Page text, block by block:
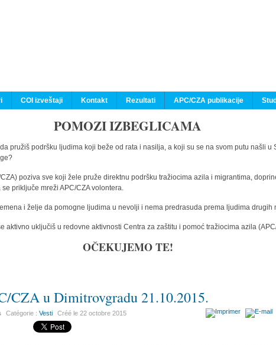
COI izveštaji Kontakt Rezultati APC/CZA publikacije
POMOZI IZBEGLICAMA
pružiš podršku ljudima koji beže od rata i nasilja, a koji su se na svom putu našli
poziva sve koji žele pruže direktnu podršku tražiocima azila i migrantima,
priključe mreži APC/CZA volontera.
i želje da pomogne ljudima u nevolji i nema predrasuda prema ljudima drugih
aktivno uključiš u redovne aktivnosti Centra za zaštitu i pomoć tražiocima azila
OČEKUJEMO TE!
CZA u Dimitrovgradu 21.10.2015.
Catégorie :Vesti Créé le22 octobre 2015